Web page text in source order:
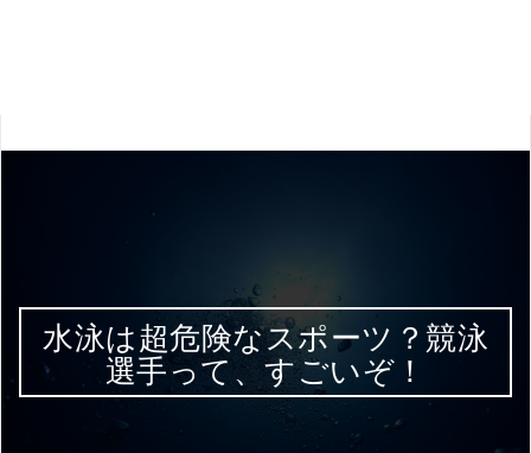
水泳は超危険なスポーツ？競泳
選手って、すごいぞ！